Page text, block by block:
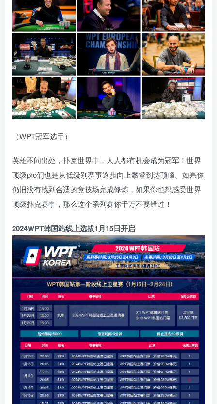
（WPT冠军选手）
英雄不问出处，扑克世界中，人人都有机会成为冠军！世界
顶级pro们也是从低级别赛事逐步向上攀登到达顶峰。如果你
仍旧没有找到合适的竞技场完成修炼，如果你也想感受世界
顶级扑克赛事，那么这个系列赛你千万不要错过！
2024WPT韩国站线上选拔1月15日开启